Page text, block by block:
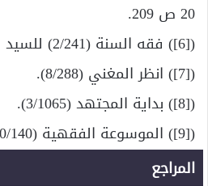
20 ص 209.
([6]) فقه السنة (2/241) للسيد سابق.
([7]) انظر المغني (8/288).
([8]) بداية المجتهد (3/1065).
([9]) الموسوعة الفقهية (30/140).
المراجع